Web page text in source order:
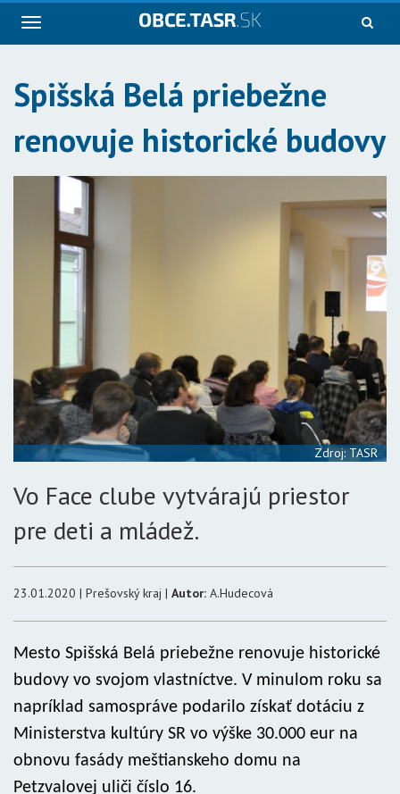
Navigácia
Spišská Belá priebežne
renovuje historické budovy
Zdroj: TASR
Vo Face clube vytvárajú priestor
pre deti a mládež.
23.01.2020 | Prešovský kraj | Autor: A.Hudecová
Mesto Spišská Belá priebežne renovuje historické
budovy vo svojom vlastníctve. V minulom roku sa
napríklad samospráve podarilo získať dotáciu z
Ministerstva kultúry SR vo výške 30.000 eur na
obnovu fasády meštianskeho domu na
Petzvalovej uliči číslo 16.